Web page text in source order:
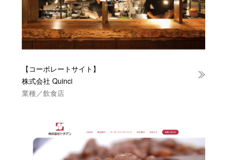
【コーポレートサイト】
株式会社 Quinci
業種／飲食店